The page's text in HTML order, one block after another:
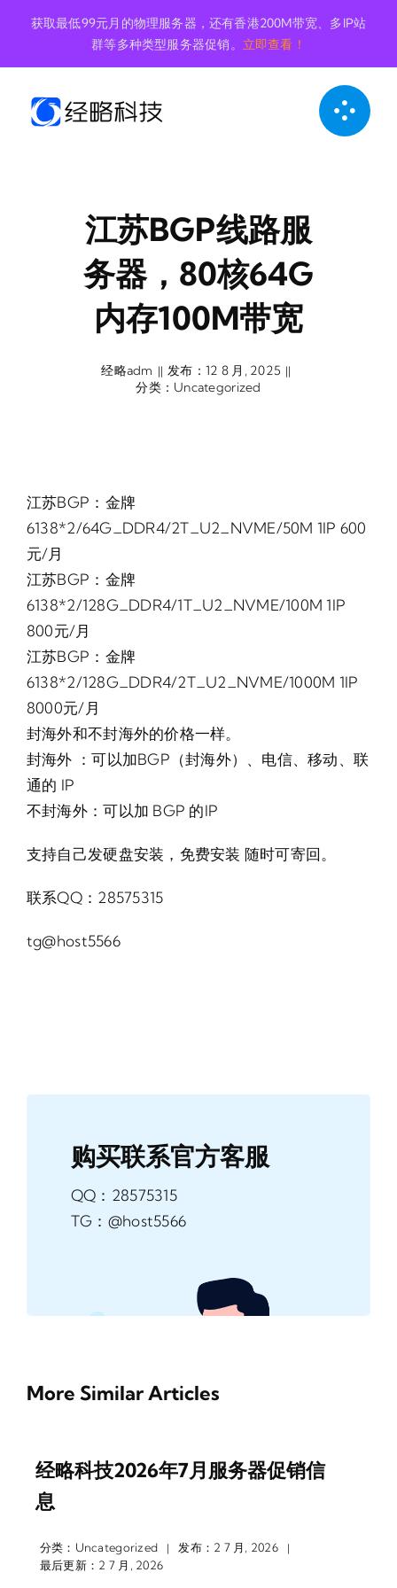
内
获取最低99元月的物理服务器，还有香港200M带宽、多IP站
群等多种类型服务器促销。 立即查看！
江苏BGP线路服
务器，80核64G
内存100M带宽
经略adm || 发布：12 8 月, 2025 ||
分类： Uncategorized
江苏BGP：金牌
6138*2/64G_DDR4/2T_U2_NVME/50M 1IP 600
元/月
江苏BGP：金牌
6138*2/128G_DDR4/1T_U2_NVME/100M 1IP
800元/月
江苏BGP：金牌
6138*2/128G_DDR4/2T_U2_NVME/1000M 1IP
8000元/月
封海外和不封海外的价格一样。
封海外 ：可以加BGP（封海外）、电信、移动、联
通的 IP
不封海外：可以加 BGP 的IP
支持自己发硬盘安装，免费安装 随时可寄回。
联系QQ：28575315
tg@host5566
购买联系官方客服
QQ：28575315
TG：@host5566
More Similar Articles
经略科技2026年7月服务器促销信
息
分类： Uncategorized | 发布：2 7 月, 2026
|
最后更新：2 7 月, 2026